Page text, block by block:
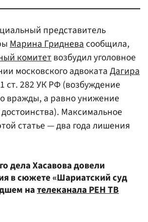
представитель
Марина Гриднева сообщила,
комитетвозбудил уголовное
московского адвокатаДагира
ст. 282 УК РФ (возбуждение
вражды, а равно унижение
Максимальное
статье — два года лишения
дела Хасавова довели
в сюжете «Шариатский суд
нателеканала РЕН ТВ